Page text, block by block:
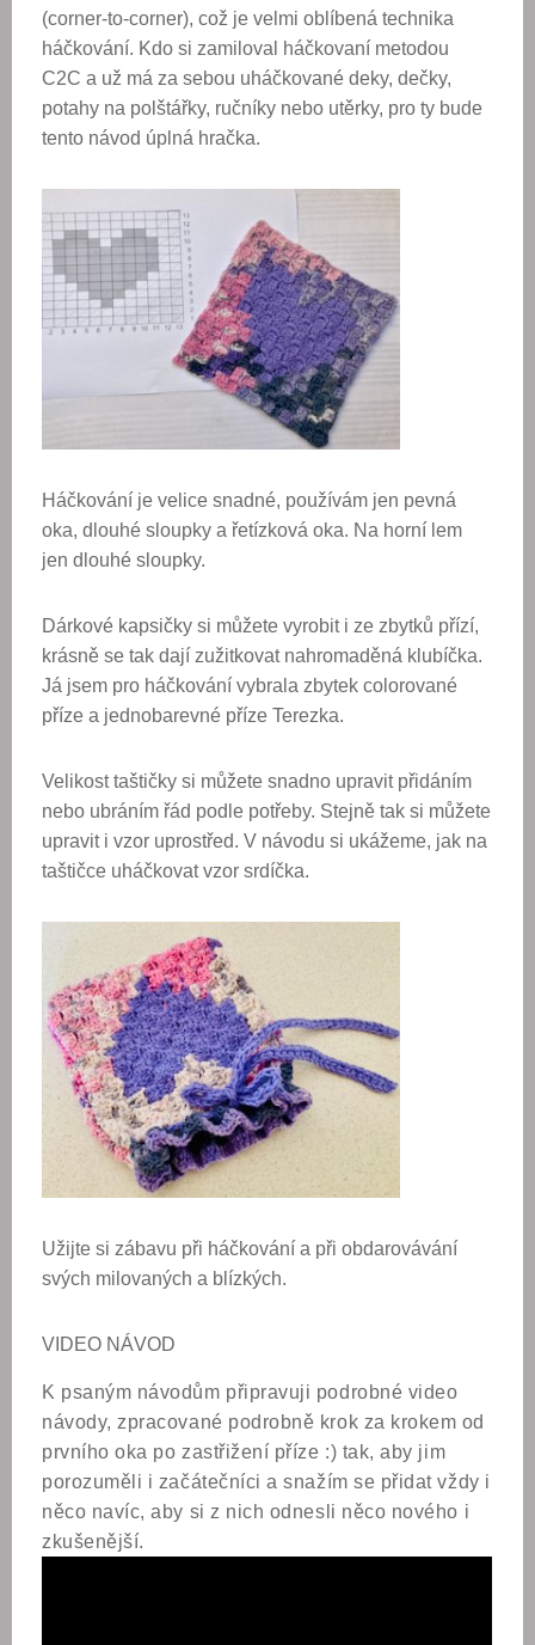
(corner-to-corner), což je velmi oblíbená technika
háčkování. Kdo si zamiloval háčkovaní metodou
C2C a už má za sebou uháčkované deky, dečky,
potahy na polštářky, ručníky nebo utěrky, pro ty bude
tento návod úplná hračka.
Háčkování je velice snadné, používám jen pevná
oka, dlouhé sloupky a řetízková oka. Na horní lem
jen dlouhé sloupky.
Dárkové kapsičky si můžete vyrobit i ze zbytků přízí,
krásně se tak dají zužitkovat nahromaděná klubíčka.
Já jsem pro háčkování vybrala zbytek colorované
příze a jednobarevné příze Terezka.
Velikost taštičky si můžete snadno upravit přidáním
nebo ubráním řád podle potřeby. Stejně tak si můžete
upravit i vzor uprostřed. V návodu si ukážeme, jak na
taštičce uháčkovat vzor srdíčka.
Užijte si zábavu při háčkování a při obdarovávání
svých milovaných a blízkých.
VIDEO NÁVOD
K psaným návodům připravuji podrobné video
návody, zpracované podrobně krok za krokem od
prvního oka po zastřižení příze :) tak, aby jim
porozuměli i začátečníci a snažím se přidat vždy i
něco navíc, aby si z nich odnesli něco nového i
zkušenější.